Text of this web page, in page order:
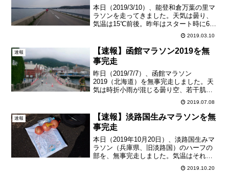
本日（2019/3/10）、能登和倉万葉の里マ
ラソンを走ってきました。天気は曇り、
気温は15℃前後。昨年はスタート時に6℃
と結構寒かったらしいので、今日のコン
ディションはベストと言っても良さそう
です。このコースは、能登島に架かる2本
の橋を渡...
2019.03.10
速報
【速報】函館マラソン2019を無
事完走
昨日（2019/7/7）、函館マラソン
2019（北海道）を無事完走しました。天
気は時折小雨が混じる曇り空、若干肌寒
いくらいで、コンディションとしては良
好。コースはアップダウンが多くて厳し
め。エイドはドリンクも食事も豊富。市
街地を走るコースの...
2019.07.08
速報
【速報】淡路国生みマラソンを無
事完走
本日（2019年10月20日）、淡路国生みマ
ラソン（兵庫県、旧淡路国）のハーフの
部を、無事完走しました。気温はそれほ
ど上がりませんでしたが、日差しが強め
で、若干、暑さとの戦いになりました。
2019.10.20